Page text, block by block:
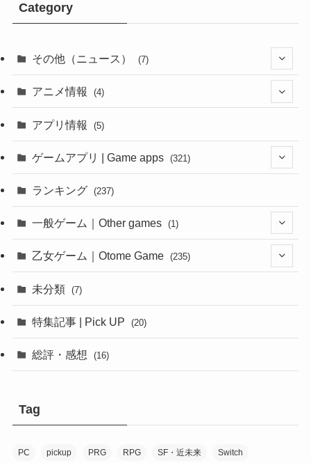
Category
その他（ニュース） (7)
(1)
アニメ情報 (4)
アプリ情報 (5)
ゲームアプリ | Game apps (321)
(1)
(1)
(1)
(6)
(1)
(2)
(1) (1)
(1)
ランキング (237)
一般ゲーム｜Other games (1)
(1)
乙女ゲーム｜Otome Game (235)
未分類 (7)
特集記事 | Pick UP (20)
総評・感想 (16)
Tag
PC pickup PRG RPG SF・近未来 Switch